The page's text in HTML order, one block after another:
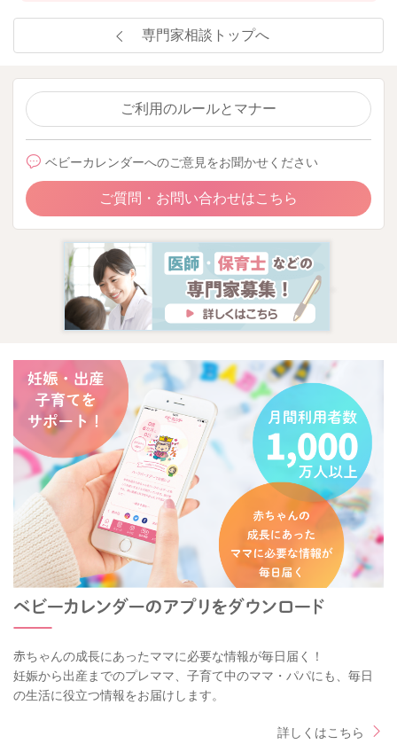
専門家相談トップへ
ご利用のルールとマナー
ベビーカレンダーへのご意見をお聞かせください
ご質問・お問い合わせはこちら
赤ちゃんの成長にあったママに必要な情報が毎日届く！
妊娠から出産までのプレママ、子育て中のママ・パパにも、毎日
の生活に役立つ情報をお届けします。
詳しくはこちら